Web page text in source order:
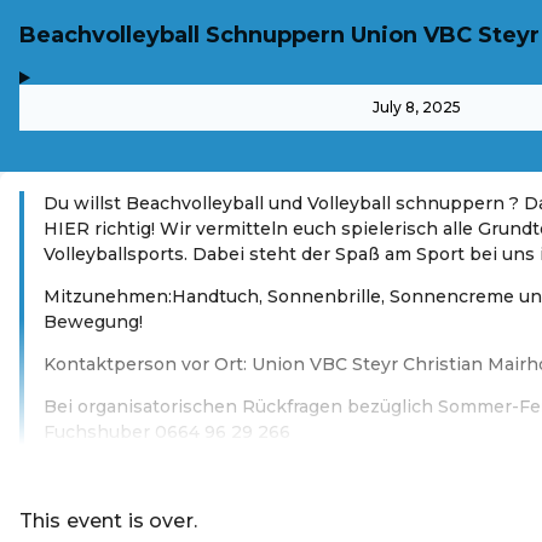
Beachvolleyball Schnuppern Union VBC
July 8, 2025
Du willst Beachvolleyball und Volleyball schnuppern ?
HIER richtig! Wir vermitteln euch spielerisch alle
Volleyballsports. Dabei steht der Spaß am Sport bei uns
Mitzunehmen:Handtuch, Sonnenbrille, Sonnencreme
Bewegung!
Kontaktperson vor Ort: Union VBC Steyr Christian
Bei organisatorischen Rückfragen bezüglich Sommer-
Fuchshuber 0664 96 29 266
This event is over.